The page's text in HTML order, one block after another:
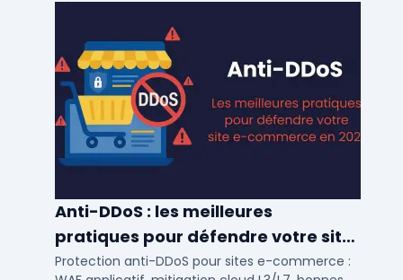
Anti-DDoS : les meilleures
pratiques pour défendre votre site
e-commerce en 2025
Protection anti-DDoS pour sites e-commerce :